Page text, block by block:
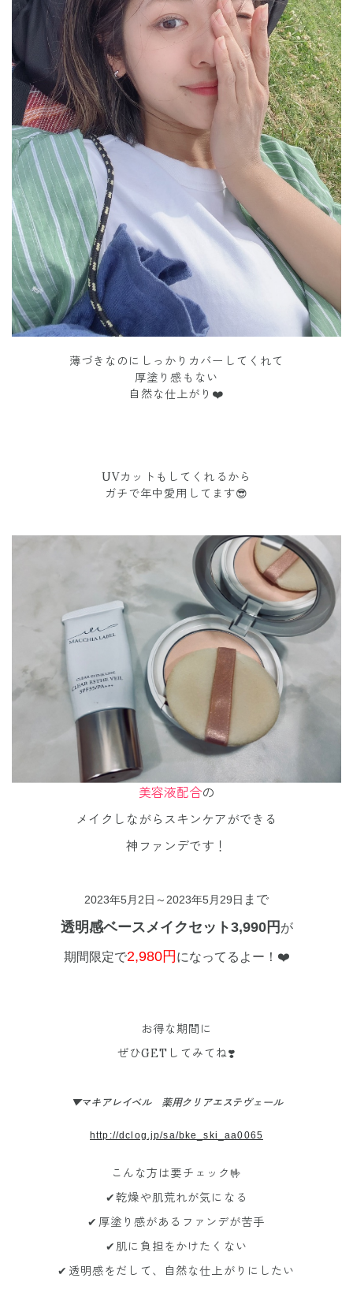
薄づきなのにしっかりカバーしてくれて
厚塗り感もない
自然な仕上がり❤️
UVカットもしてくれるから
ガチで年中愛用してます😎
美容液配合の
メイクしながらスキンケアができる
神ファンデです！
2023年5月2日～2023年5月29日 まで
透明感ベースメイクセット3,990円 が
期間限定で2,980円になってるよー！❤️
お得な期間に
ぜひGETしてみてね❣️
▼マキアレイベル 薬用クリアエステヴェール
http://dclog.jp/sa/bke_ski_aa0065
こんな方は要チェック🤟
✔︎乾燥や肌荒れが気になる
✔︎ 厚塗り感があるファンデが苦手
✔︎ 肌に負担をかけたくない
✔︎ 透明感をだして、自然な仕上がりにしたい